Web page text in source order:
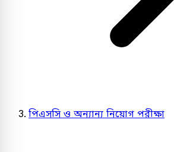
পিএসসি ও অন্যান্য নিয়োগ পরীক্ষা